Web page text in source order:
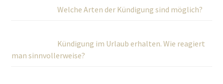
Welche Arten der Kündigung sind möglich?
Kündigung im Urlaub erhalten. Wie reagiert
man sinnvollerweise?